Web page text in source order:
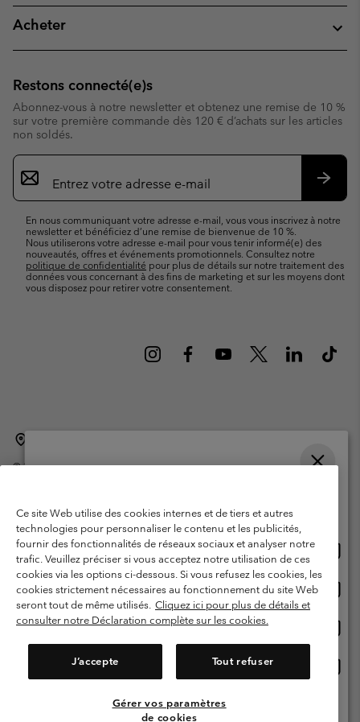
Acheter
Restons connecté(e)s
Abonnez-vous à notre newsletter et obtenez une remise de 10 %
sur votre première commande dès 120 € d’achats sur les articles
non soldés.
Inscription
par
e-
En nous communiquant votre adresse e-mail, vous vous inscrivez à notre
newsletter et bénéficiez d’une remise de bienvenue de 10 %.
Nous utiliserons votre adresse e-mail pour vous tenir informé(e) des
nouveautés, offres et événements promotionnels. Consultez notre
politique de confidentialité pour plus de détails sur notre traitement des
données vous concernant à des fins de marketing et sur les moyens dont
vous disposez pour retirer votre consentement.
©2026Columbia Sportswear International Sarl. Avenue des Morgines, 12
Garanties Légales
Politique de confidentialité
Conditions d'utilisation - Membres
Conditions D'utilisation - Contenu généré par l'utilisateur
Impressum
Cookies
Service client: Lun - sam de 9h à 13h et de 14h à 18h
Ce site Web utilise des cookies internes et de tiers et autres
technologies pour personnaliser le contenu et les publicités,
fournir des fonctionnalités de réseaux sociaux et analyser notre
trafic. Veuillez préciser si vous acceptez notre utilisation de ces
cookies via les options ci-dessous. Si vous refusez les cookies, les
cookies strictement nécessaires au fonctionnement du site Web
seront tout de même utilisés. Cliquez ici pour plus de détails et
consulter notre Déclaration complète sur les cookies.
J’accepte Tout refuser
Gérer vos paramètres
de cookies
Achats en ligne disponibles
United States
ligne
Belgium-English
ligne
Belgium-Français
ligne
Belgium-Dutch
Voir Tous Les Pays